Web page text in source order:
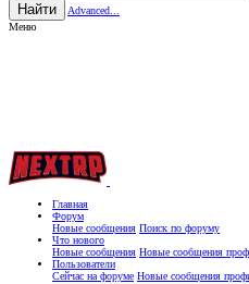
Найти
Advanced...
Меню
Главная
Форум
Новые сообщения Поиск по форуму
Что нового
Новые сообщения Новые сообщения
Пользователи
Сейчас на форуме Новые сообщения